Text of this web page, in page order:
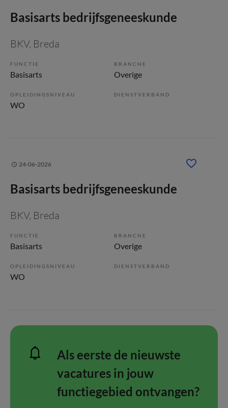
Basisarts bedrijfsgeneeskunde
BKV, Breda
FUNCTIE
Basisarts
BRANCHE
Overige
OPLEIDINGSNIVEAU
WO
DIENSTVERBAND
24-06-2026
Basisarts bedrijfsgeneeskunde
BKV, Breda
FUNCTIE
Basisarts
BRANCHE
Overige
OPLEIDINGSNIVEAU
WO
DIENSTVERBAND
Als eerste de nieuwste
vacatures in jouw
functiegebied ontvangen?